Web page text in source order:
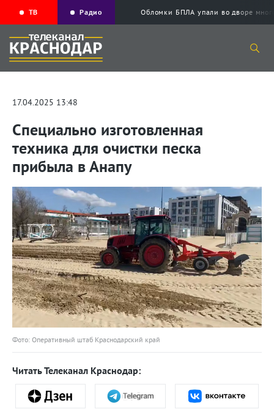
ТВ Радио Обломки БПЛА упали во дворе
17.04.2025 13:48
Специально изготовленная
техника для очистки песка
прибыла в Анапу
Фото: Оперативный штаб Краснодарский край
Читать Телеканал Краснодар: